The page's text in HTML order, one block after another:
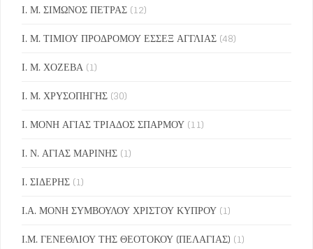
Ι. Μ. ΣΙΜΩΝΟΣ ΠΕΤΡΑΣ (12)
Ι. Μ. ΤΙΜΙΟΥ ΠΡΟΔΡΟΜΟΥ ΕΣΣΕΞ ΑΓΓΛΙΑΣ (48)
Ι. Μ. ΧΟΖΕΒΑ (1)
Ι. Μ. ΧΡΥΣΟΠΗΓΗΣ (30)
Ι. ΜΟΝΗ ΑΓΙΑΣ ΤΡΙΑΔΟΣ ΣΠΑΡΜΟΥ (11)
Ι. Ν. ΑΓΙΑΣ ΜΑΡΙΝΗΣ (1)
Ι. ΣΙΔΕΡΗΣ (1)
Ι.Α. ΜΟΝΗ ΣΥΜΒΟΥΛΟΥ ΧΡΙΣΤΟΥ ΚΥΠΡΟΥ (1)
Ι.Μ. ΓΕΝΕΘΛΙΟΥ ΤΗΣ ΘΕΟΤΟΚΟΥ (ΠΕΛΑΓΙΑΣ) (1)